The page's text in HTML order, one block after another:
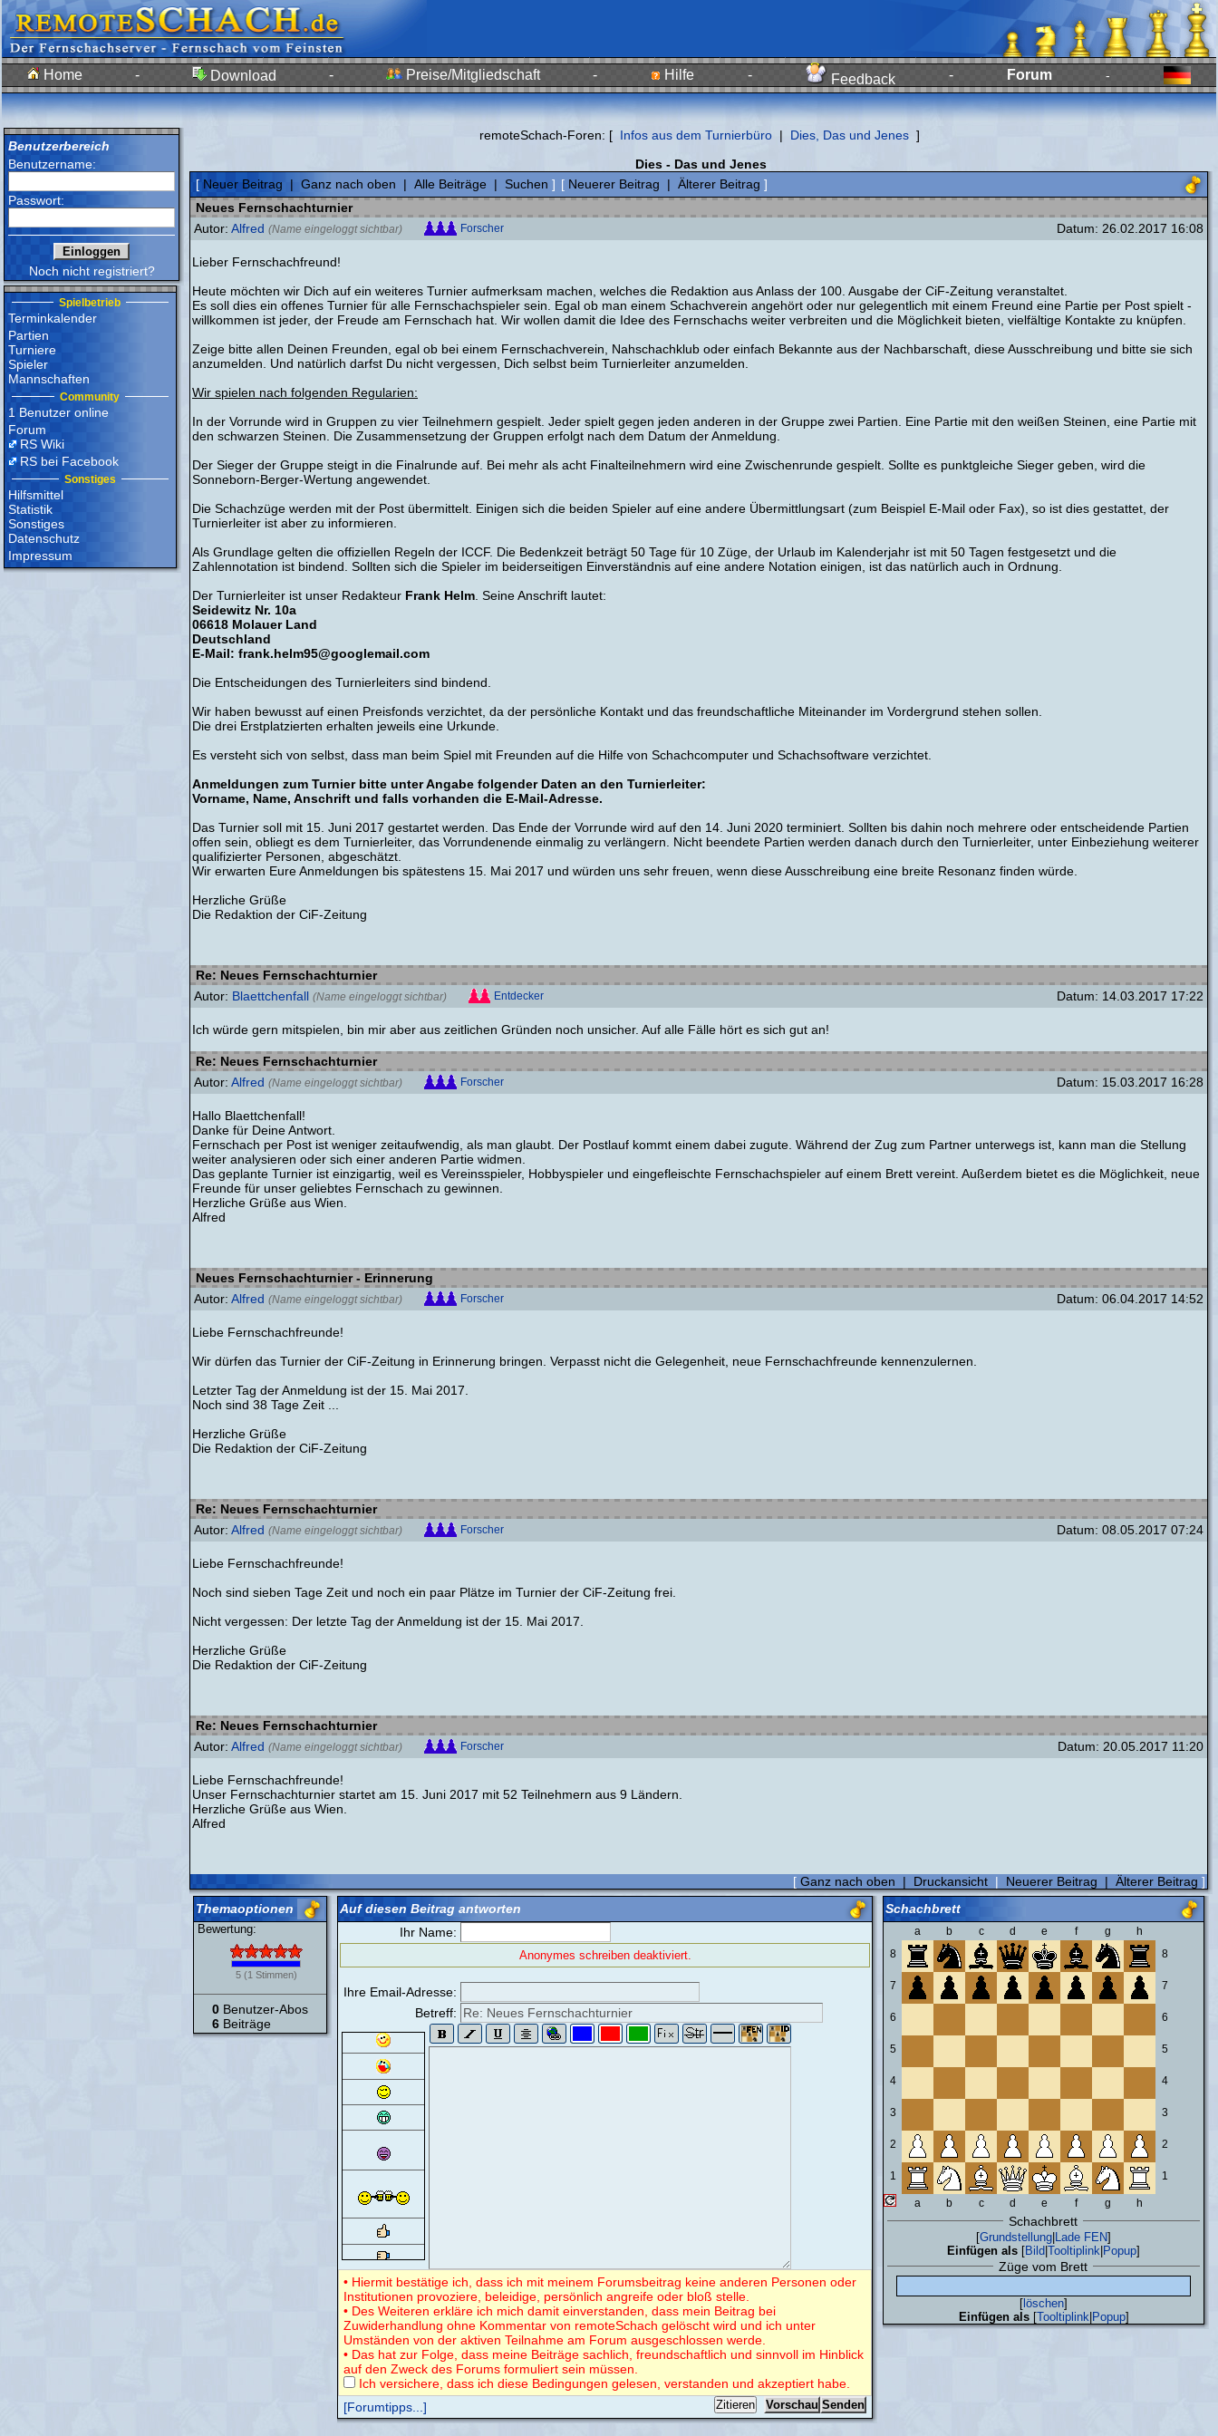
Home - Download - Preise/Mitgliedschaft - Hilfe - Feedback - Forum -
Benutzerbereich
Benutzername:
Passwort:
Noch nicht registriert?
Spielbetrieb
Terminkalender
Partien
Turniere
Spieler
Mannschaften
Community
1 Benutzer online
Forum
RS Wiki
RS bei Facebook
Sonstiges
Hilfsmittel
Statistik
Sonstiges
Datenschutz
Impressum
remoteSchach-Foren: [ Infos aus dem Turnierbüro | Dies, Das und Jenes ]
Dies - Das und Jenes
[ Neuer Beitrag | Ganz nach oben | Alle Beiträge | Suchen ] [ Neuerer Beitrag | Älterer Beitrag ]
Neues Fernschachturnier
Autor: Alfred (Name eingeloggt sichtbar) Forscher Datum: 26.02.2017 16:08
Lieber Fernschachfreund!
Heute möchten wir Dich auf ein weiteres Turnier aufmerksam machen, welches die Redaktion aus Anlass der 100. Ausgabe der CiF-Zeitung veranstaltet.
Es soll dies ein offenes Turnier für alle Fernschachspieler sein. Egal ob man einem Schachverein angehört oder nur gelegentlich mit einem Freund eine Partie per Post spielt -
willkommen ist jeder, der Freude am Fernschach hat. Wir wollen damit die Idee des Fernschachs weiter verbreiten und die Möglichkeit bieten, vielfältige Kontakte zu knüpfen.
Zeige bitte allen Deinen Freunden, egal ob bei einem Fernschachverein, Nahschachklub oder einfach Bekannte aus der Nachbarschaft, diese Ausschreibung und bitte sie sich
anzumelden. Und natürlich darfst Du nicht vergessen, Dich selbst beim Turnierleiter anzumelden.
Wir spielen nach folgenden Regularien:
In der Vorrunde wird in Gruppen zu vier Teilnehmern gespielt. Jeder spielt gegen jeden anderen in der Gruppe zwei Partien. Eine Partie mit den weißen Steinen, eine Partie mit
den schwarzen Steinen. Die Zusammensetzung der Gruppen erfolgt nach dem Datum der Anmeldung.
Der Sieger der Gruppe steigt in die Finalrunde auf. Bei mehr als acht Finalteilnehmern wird eine Zwischenrunde gespielt. Sollte es punktgleiche Sieger geben, wird die
Sonneborn-Berger-Wertung angewendet.
Die Schachzüge werden mit der Post übermittelt. Einigen sich die beiden Spieler auf eine andere Übermittlungsart (zum Beispiel E-Mail oder Fax), so ist dies gestattet, der
Turnierleiter ist aber zu informieren.
Als Grundlage gelten die offiziellen Regeln der ICCF. Die Bedenkzeit beträgt 50 Tage für 10 Züge, der Urlaub im Kalenderjahr ist mit 50 Tagen festgesetzt und die
Zahlennotation ist bindend. Sollten sich die Spieler im beiderseitigen Einverständnis auf eine andere Notation einigen, ist das natürlich auch in Ordnung.
Der Turnierleiter ist unser Redakteur Frank Helm . Seine Anschrift lautet:
Seidewitz Nr. 10a
06618 Molauer Land
Deutschland
E-Mail: frank.helm95@googlemail.com
Die Entscheidungen des Turnierleiters sind bindend.
Wir haben bewusst auf einen Preisfonds verzichtet, da der persönliche Kontakt und das freundschaftliche Miteinander im Vordergrund stehen sollen.
Die drei Erstplatzierten erhalten jeweils eine Urkunde.
Es versteht sich von selbst, dass man beim Spiel mit Freunden auf die Hilfe von Schachcomputer und Schachsoftware verzichtet.
Anmeldungen zum Turnier bitte unter Angabe folgender Daten an den Turnierleiter:
Vorname, Name, Anschrift und falls vorhanden die E-Mail-Adresse.
Das Turnier soll mit 15. Juni 2017 gestartet werden. Das Ende der Vorrunde wird auf den 14. Juni 2020 terminiert. Sollten bis dahin noch mehrere oder entscheidende Partien
offen sein, obliegt es dem Turnierleiter, das Vorrundenende einmalig zu verlängern. Nicht beendete Partien werden danach durch den Turnierleiter, unter Einbeziehung weiterer
qualifizierter Personen, abgeschätzt.
Wir erwarten Eure Anmeldungen bis spätestens 15. Mai 2017 und würden uns sehr freuen, wenn diese Ausschreibung eine breite Resonanz finden würde.
Herzliche Grüße
Die Redaktion der CiF-Zeitung
Re: Neues Fernschachturnier
Autor: Blaettchenfall (Name eingeloggt sichtbar) Entdecker Datum: 14.03.2017 17:22
Ich würde gern mitspielen, bin mir aber aus zeitlichen Gründen noch unsicher. Auf alle Fälle hört es sich gut an!
Re: Neues Fernschachturnier
Autor: Alfred (Name eingeloggt sichtbar) Forscher Datum: 15.03.2017 16:28
Hallo Blaettchenfall!
Danke für Deine Antwort.
Fernschach per Post ist weniger zeitaufwendig, als man glaubt. Der Postlauf kommt einem dabei zugute. Während der Zug zum Partner unterwegs ist, kann man die Stellung
weiter analysieren oder sich einer anderen Partie widmen.
Das geplante Turnier ist einzigartig, weil es Vereinsspieler, Hobbyspieler und eingefleischte Fernschachspieler auf einem Brett vereint. Außerdem bietet es die Möglichkeit, neue
Freunde für unser geliebtes Fernschach zu gewinnen.
Herzliche Grüße aus Wien.
Alfred
Neues Fernschachturnier - Erinnerung
Autor: Alfred (Name eingeloggt sichtbar) Forscher Datum: 06.04.2017 14:52
Liebe Fernschachfreunde!
Wir dürfen das Turnier der CiF-Zeitung in Erinnerung bringen. Verpasst nicht die Gelegenheit, neue Fernschachfreunde kennenzulernen.
Letzter Tag der Anmeldung ist der 15. Mai 2017.
Noch sind 38 Tage Zeit ...
Herzliche Grüße
Die Redaktion der CiF-Zeitung
Re: Neues Fernschachturnier
Autor: Alfred (Name eingeloggt sichtbar) Forscher Datum: 08.05.2017 07:24
Liebe Fernschachfreunde!
Noch sind sieben Tage Zeit und noch ein paar Plätze im Turnier der CiF-Zeitung frei.
Nicht vergessen: Der letzte Tag der Anmeldung ist der 15. Mai 2017.
Herzliche Grüße
Die Redaktion der CiF-Zeitung
Re: Neues Fernschachturnier
Autor: Alfred (Name eingeloggt sichtbar) Forscher Datum: 20.05.2017 11:20
Liebe Fernschachfreunde!
Unser Fernschachturnier startet am 15. Juni 2017 mit 52 Teilnehmern aus 9 Ländern.
Herzliche Grüße aus Wien.
Alfred
[ Ganz nach oben | Druckansicht | Neuerer Beitrag | Älterer Beitrag ]
Themaoptionen
Bewertung:
5 (1 Stimmen)
0 Benutzer-Abos
6 Beiträge
Auf diesen Beitrag antworten
Ihr Name:
Anonymes schreiben deaktiviert.
Ihre Email-Adresse:
Betreff:
• Hiermit bestätige ich, dass ich mit meinem Forumsbeitrag keine anderen Personen oder
Institutionen provoziere, beleidige, persönlich angreife oder bloß stelle.
• Des Weiteren erkläre ich mich damit einverstanden, dass mein Beitrag bei
Zuwiderhandlung ohne Kommentar von remoteSchach gelöscht wird und ich unter
Umständen von der aktiven Teilnahme am Forum ausgeschlossen werde.
• Das hat zur Folge, dass meine Beiträge sachlich, freundschaftlich und sinnvoll im Hinblick
auf den Zweck des Forums formuliert sein müssen.
Ich versichere, dass ich diese Bedingungen gelesen, verstanden und akzeptiert habe.
[Forumtipps...]
Schachbrett
a b c d e f g
h
8
8
7 7
6 6
5 5
4 4
3 3
2 2
1 1
a b c d e f g h
Schachbrett
[Grundstellung Lade FEN]
Einfügen als [Bild Tooltiplink Popup]
Züge vom Brett
[ löschen]
Einfügen als[Tooltiplink| Popup]